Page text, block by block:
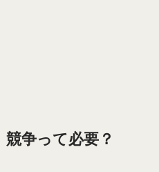
競争って必要？